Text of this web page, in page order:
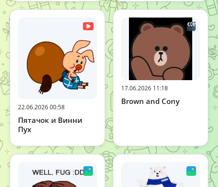
22.06.2026 00:58
Пятачок и Винни
Пух
17.06.2026 11:18
Brown and Cony